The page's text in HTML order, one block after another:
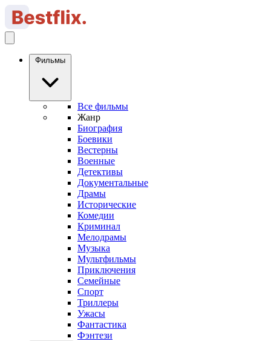
Фильмы
Все фильмы
Жанр
Биография
Боевики
Вестерны
Военные
Детективы
Документальные
Драмы
Исторические
Комедии
Криминал
Мелодрамы
Музыка
Мультфильмы
Приключения
Семейные
Спорт
Триллеры
Ужасы
Фантастика
Фэнтези